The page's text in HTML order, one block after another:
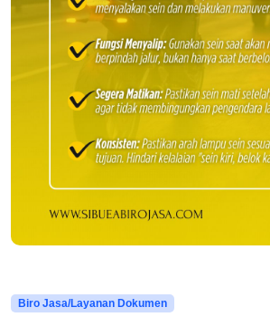
Biro Jasa/Layanan Dokumen